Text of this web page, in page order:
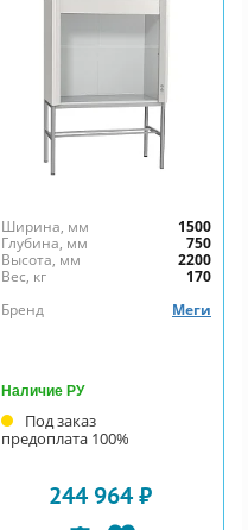
Ширина, мм
1500
Глубина, мм
750
Высота, мм
2200
Вес, кг
170
Бренд
Меги
Наличие РУ
Под заказ
предоплата 100%
244 964 ₽